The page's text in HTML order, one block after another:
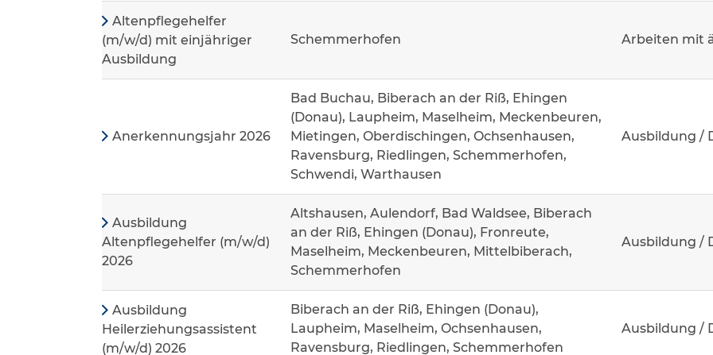
Altenpflegehelfer
(m/w/d) mit einjähriger
Ausbildung
Schemmerhofen Arbeiten mit
Anerkennungsjahr 2026
Bad Buchau, Biberach an der Riß, Ehingen
(Donau), Laupheim, Maselheim, Meckenbeuren,
Mietingen, Oberdischingen, Ochsenhausen,
Ravensburg, Riedlingen, Schemmerhofen,
Schwendi, Warthausen
Ausbildung /
Ausbildung
Altenpflegehelfer (m/w/d)
2026
Altshausen, Aulendorf, Bad Waldsee, Biberach
an der Riß, Ehingen (Donau), Fronreute,
Maselheim, Meckenbeuren, Mittelbiberach,
Schemmerhofen
Ausbildung /
Ausbildung
Heilerziehungsassistent
(m/w/d) 2026
Biberach an der Riß, Ehingen (Donau),
Laupheim, Maselheim, Ochsenhausen,
Ravensburg, Riedlingen, Schemmerhofen
Ausbildung /